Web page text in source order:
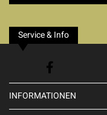
Service & Info
INFORMATIONEN